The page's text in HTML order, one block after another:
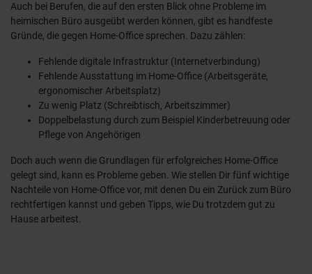
Auch bei Berufen, die auf den ersten Blick ohne Probleme im
heimischen Büro ausgeübt werden können, gibt es handfeste
Gründe, die gegen Home-Office sprechen. Dazu zählen:
Fehlende digitale Infrastruktur (Internetverbindung)
Fehlende Ausstattung im Home-Office (Arbeitsgeräte,
ergonomischer Arbeitsplatz)
Zu wenig Platz (Schreibtisch, Arbeitszimmer)
Doppelbelastung durch zum Beispiel Kinderbetreuung oder
Pflege von Angehörigen
Doch auch wenn die Grundlagen für erfolgreiches Home-Office
gelegt sind, kann es Probleme geben. Wie stellen Dir fünf wichtige
Nachteile von Home-Office vor, mit denen Du ein Zurück zum Büro
rechtfertigen kannst und geben Tipps, wie Du trotzdem gut zu
Hause arbeitest.